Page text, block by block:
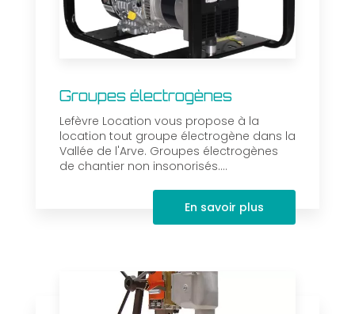
Groupes électrogènes
Lefèvre Location vous propose à la
location tout groupe électrogène dans la
Vallée de l'Arve. Groupes électrogènes
de chantier non insonorisés....
En savoir plus